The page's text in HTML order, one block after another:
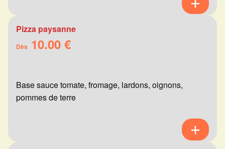
Pizza paysanne
Dès 10.00 €
Base sauce tomate, fromage, lardons, oignons,
pommes de terre